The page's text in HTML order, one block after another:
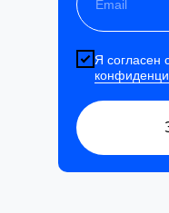
Я согласен